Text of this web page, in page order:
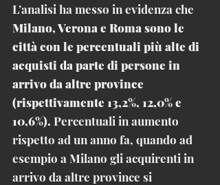
L’analisi ha messo in evidenza che
Milano, Verona e Roma sono le
città con le percentuali più alte di
acquisti da parte di persone in
arrivo da altre province
(rispettivamente 13,2%, 12,0% e
10,6%). Percentuali in aumento
rispetto ad un anno fa, quando ad
esempio a Milano gli acquirenti in
arrivo da altre province si